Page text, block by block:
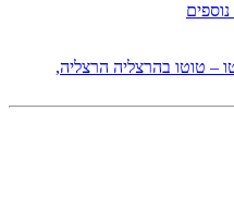
– טוטו בהרצליה הרצליה,